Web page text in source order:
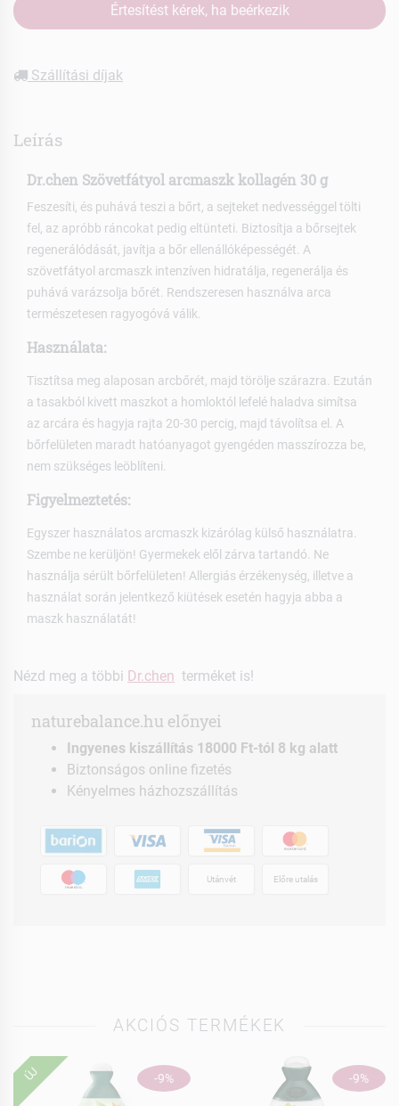
Értesítést kérek, ha beérkezik
Szállítási díjak
Leírás
Dr.chen Szövetfátyol arcmaszk kollagén 30 g
Feszesíti, és puhává teszi a bőrt, a sejteket nedvességgel tölti
fel, az apróbb ráncokat pedig eltünteti. Biztosítja a bőrsejtek
regenerálódását, javítja a bőr ellenállóképességét. A
szövetfátyol arcmaszk intenzíven hidratálja, regenerálja és
puhává varázsolja bőrét. Rendszeresen használva arca
természetesen ragyogóvá válik.
Használata:
Tisztítsa meg alaposan arcbőrét, majd törölje szárazra. Ezután
a tasakból kivett maszkot a homloktól lefelé haladva simítsa
az arcára és hagyja rajta 20-30 percig, majd távolítsa el. A
bőrfelületen maradt hatóanyagot gyengéden masszírozza be,
nem szükséges leöblíteni.
Figyelmeztetés:
Egyszer használatos arcmaszk kizárólag külső használatra.
Szembe ne kerüljön! Gyermekek elől zárva tartandó. Ne
használja sérült bőrfelületen! Allergiás érzékenység, illetve a
használat során jelentkező kiütések esetén hagyja abba a
maszk használatát!
Nézd meg a többi Dr.chen terméket is!
naturebalance.hu előnyei
Ingyenes kiszállítás 18000 Ft-tól 8 kg alatt
Biztonságos online fizetés
Kényelmes házhozszállítás
Utánvét Előre utalás
AKCIÓS TERMÉKEK
-9%
ÚJ -9%